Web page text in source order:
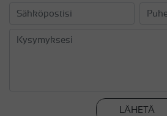
LÄHETÄ